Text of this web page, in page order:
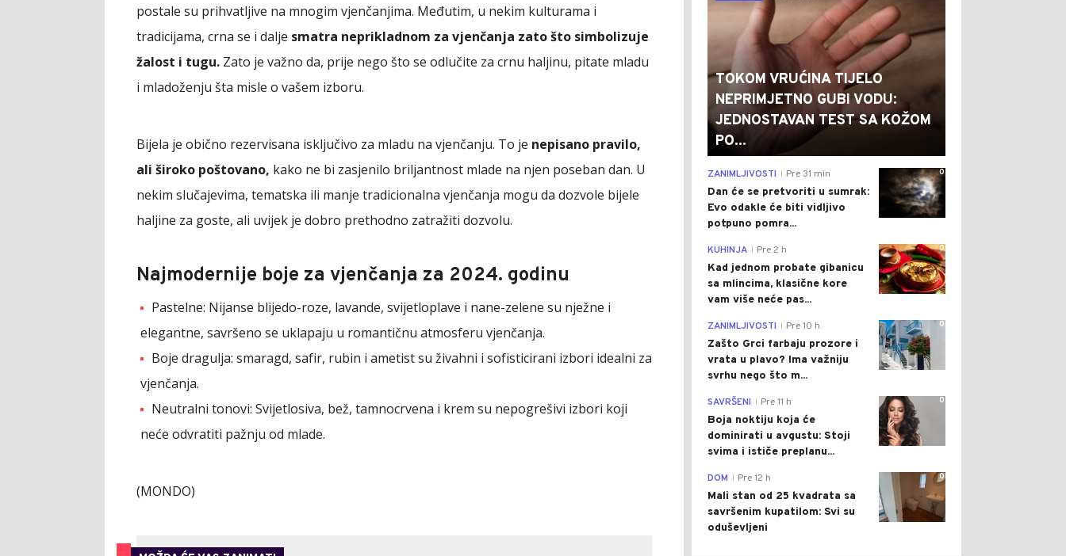
postale su prihvatljive na mnogim vjenčanjima. Međutim, u nekim kulturama i
tradicijama, crna se i dalje smatra neprikladnom za vjenčanja zato što simbolizuje
žalost i tugu. Zato je važno da, prije nego što se odlučite za crnu haljinu, pitate mladu
i mladoženju šta misle o vašem izboru.
Bijela je obično rezervisana isključivo za mladu na vjenčanju. To je nepisano pravilo,
ali široko poštovano, kako ne bi zasjenilo briljantnost mlade na njen poseban dan. U
nekim slučajevima, tematska ili manje tradicionalna vjenčanja mogu da dozvole bijele
haljine za goste, ali uvijek je dobro prethodno zatražiti dozvolu.
Najmodernije boje za vjenčanja za 2024. godinu
Pastelne: Nijanse blijedo-roze, lavande, svijetloplave i nane-zelene su nježne i
elegantne, savršeno se uklapaju u romantičnu atmosferu vjenčanja.
Boje dragulja: smaragd, safir, rubin i ametist su živahni i sofisticirani izbori idealni za
vjenčanja.
Neutralni tonovi: Svijetlosiva, bež, tamnocrvena i krem su nepogrešivi izbori koji
neće odvratiti pažnju od mlade.
(MONDO)
TOKOM VRUĆINA TIJELO
NEPRIMJETNO GUBI VODU:
JEDNOSTAVAN TEST SA KOŽOM
PO...
0
ZANIMLJIVOSTI Pre 31 min
Dan će se pretvoriti u sumrak:
Evo odakle će biti vidljivo
potpuno pomra...
0
KUHINJA Pre 2 h
Kad jednom probate gibanicu
sa mlincima, klasične kore
vam više neće pas...
0
ZANIMLJIVOSTI Pre 10 h
Zašto Grci farbaju prozore i
vrata u plavo? Ima važniju
svrhu nego što m...
0
SAVRŠENI Pre 11 h
Boja noktiju koja će
dominirati u avgustu: Stoji
svima i ističe preplanu...
0
DOM Pre 12 h
Mali stan od 25 kvadrata sa
savršenim kupatilom: Svi su
oduševljeni